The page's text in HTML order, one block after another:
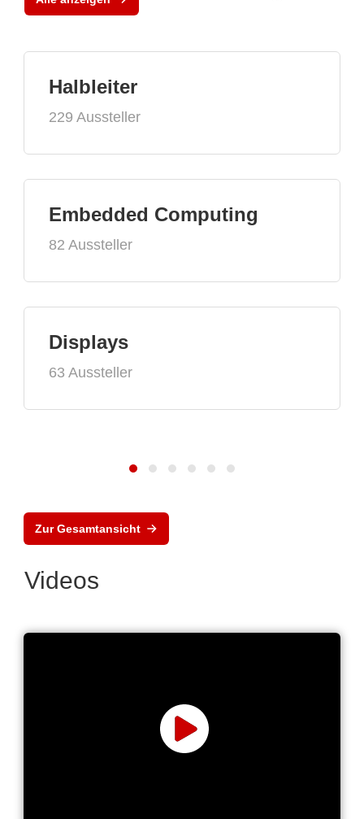
Halbleiter
229 Aussteller
Embedded Computing
82 Aussteller
Displays
63 Aussteller
Zur Gesamtansicht
Videos